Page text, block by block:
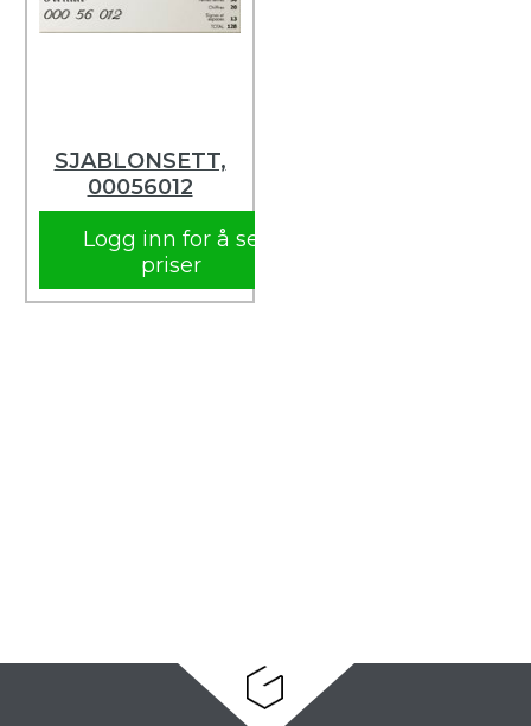
SJABLONSETT,
00056012
Logg inn for å se
priser